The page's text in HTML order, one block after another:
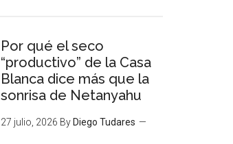
Por qué el seco
“productivo” de la Casa
Blanca dice más que la
sonrisa de Netanyahu
27 julio, 2026 By Diego Tudares